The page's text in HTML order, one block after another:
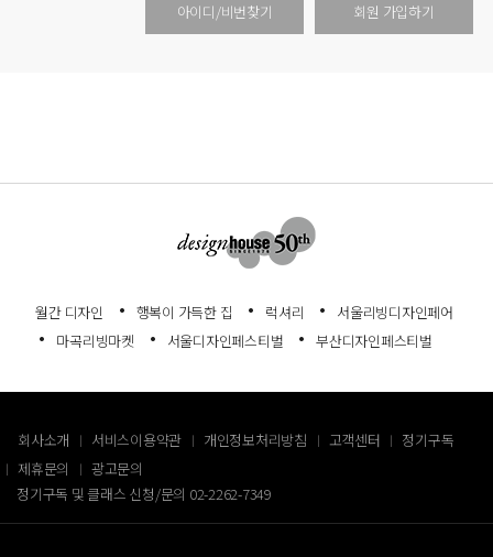
회원 가입하기
아이디/비번찾기
월간 디자인 행복이 가득한 집 럭셔리
서울리빙디자인페어
마곡리빙마켓
서울디자인페스티벌 부산디자인페스티벌
회사소개 서비스이용약관 개인정보처리방침 고객센터
정기구독
제휴문의
광고문의
정기구독 및 클래스 신청/문의 02-2262-7349